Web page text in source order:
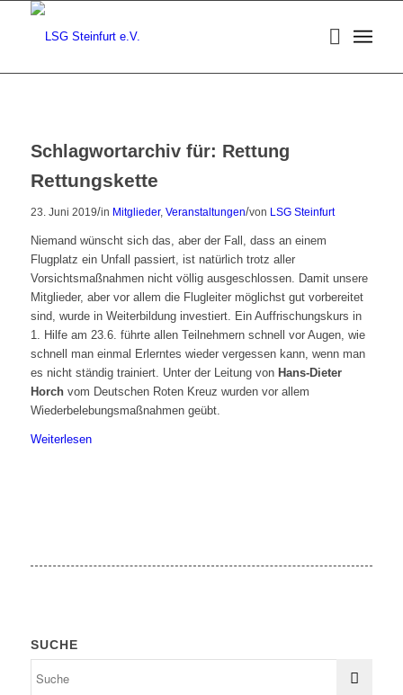
Schlagwortarchiv für: Rettung
Rettungskette
23. Juni 2019/in Mitglieder, Veranstaltungen/von LSG Steinfurt
Niemand wünscht sich das, aber der Fall, dass an einem
Flugplatz ein Unfall passiert, ist natürlich trotz aller
Vorsichtsmaßnahmen nicht völlig ausgeschlossen. Damit unsere
Mitglieder, aber vor allem die Flugleiter möglichst gut vorbereitet
sind, wurde in Weiterbildung investiert. Ein Auffrischungskurs in
1. Hilfe am 23.6. führte allen Teilnehmern schnell vor Augen, wie
schnell man einmal Erlerntes wieder vergessen kann, wenn man
es nicht ständig trainiert. Unter der Leitung von Hans-Dieter
Horchvom Deutschen Roten Kreuz wurden vor allem
Wiederbelebungsmaßnahmen geübt.
Weiterlesen
SUCHE